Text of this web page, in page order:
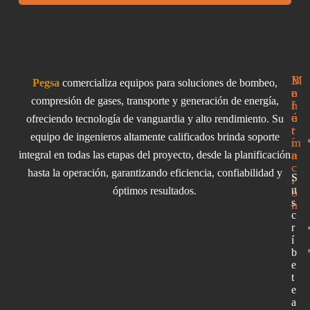
Pegsa comercializa equipos para soluciones de bombeo,
compresión de gases, transporte y generación de energía,
ofreciendo tecnología de vanguardia y alto rendimiento. Su
equipo de ingenieros altamente calificados brinda soporte
integral en todas las etapas del proyecto, desde la planificación
hasta la operación, garantizando eficiencia, confiabilidad y
óptimos resultados.
I
n
f
o
r
m
a
c
i
ó
n
M
e
n
ú
B
o
l
e
t
í
n
S
u
s
c
r
í
b
e
t
e
a